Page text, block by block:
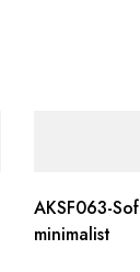
AKSF063-
minimalist